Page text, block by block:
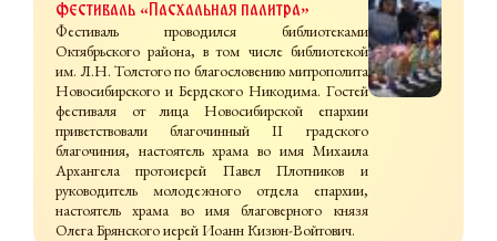
фестиваль «Пасхальная палитра»
Фестиваль проводился библиотеками
Октябрьского района, в том числе библиотекой
им. Л.Н. Толстогопо благословению митрополита
Новосибирского и Бердского Никодима. Гостей
фестиваля от лица Новосибирской епархии
приветствовали благочинный II градского
благочиния, настоятель храма во имя Михаила
Архангела протоиерей Павел Плотников и
руководитель молодежного отдела епархии,
настоятель храма во имя благоверного князя
Олега Брянского иерей Иоанн Кизюн-Войтович.